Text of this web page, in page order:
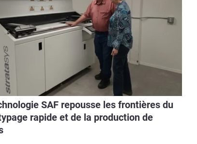
SAF repousse les frontières du
rapide et de la production de